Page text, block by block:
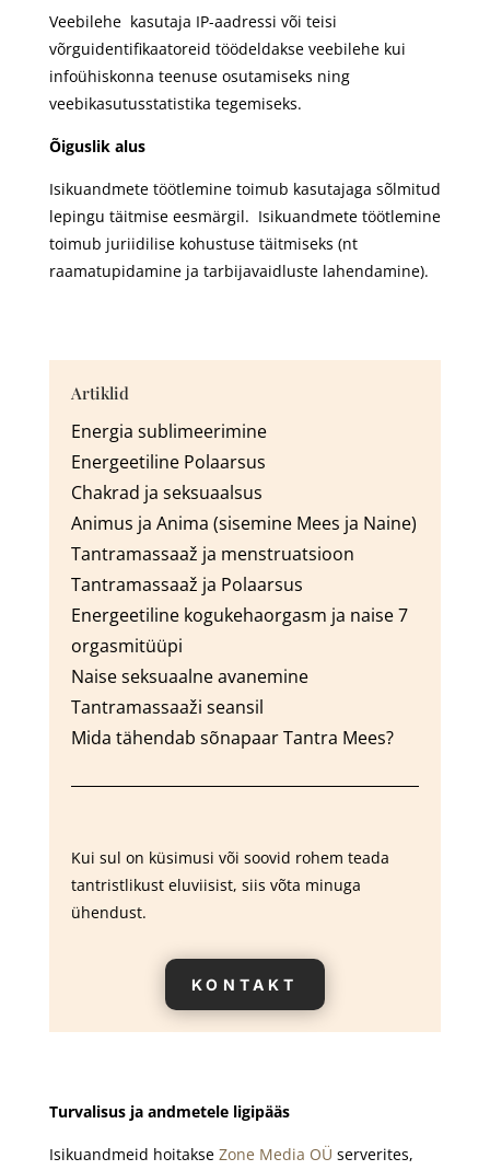
Veebilehe kasutaja IP-aadressi või teisi
võrguidentifikaatoreid töödeldakse veebilehe kui
infoühiskonna teenuse osutamiseks ning
veebikasutusstatistika tegemiseks.
Õiguslik alus
Isikuandmete töötlemine toimub kasutajaga sõlmitud
lepingu täitmise eesmärgil. Isikuandmete töötlemine
toimub juriidilise kohustuse täitmiseks (nt
raamatupidamine ja tarbijavaidluste lahendamine).
Artiklid
Energia sublimeerimine
Energeetiline Polaarsus
Chakrad ja seksuaalsus
Animus ja Anima (sisemine Mees ja Naine)
Tantramassaaž ja menstruatsioon
Tantramassaaž ja Polaarsus
Energeetiline kogukehaorgasm ja naise 7
orgasmitüüpi
Naise seksuaalne avanemine
Tantramassaaži seansil
Mida tähendab sõnapaar Tantra Mees?
Kui sul on küsimusi või soovid rohem teada
tantristlikust eluviisist, siis võta minuga
ühendust.
KONTAKT
Turvalisus ja andmetele ligipääs
Isikuandmeid hoitakse Zone Media OÜ serverites,